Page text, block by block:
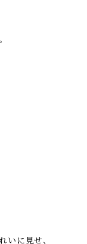
いに見せ、